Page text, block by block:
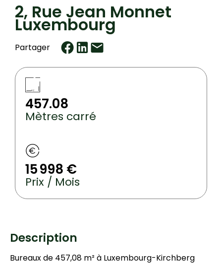
2, Rue Jean Monnet
Luxembourg
Partager
457.08
Mètres carré
15 998 €
Prix / Mois
Description
Bureaux de 457,08 m² à Luxembourg-Kirchberg